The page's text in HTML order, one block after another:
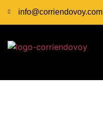
info@corriendovoy.com